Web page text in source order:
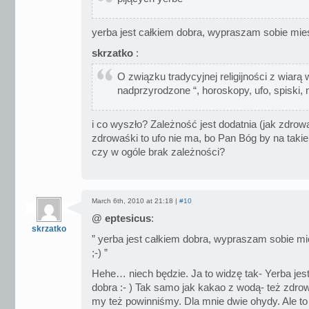
yerba jest całkiem dobra, wypraszam sobie
skrzatko :
O związku tradycyjnej religijności z wiarą
nadprzyrodzone “, horoskopy, ufo, spiski,
i co wyszło? Zależność jest dodatnia (jak
zdrowaśki to ufo nie ma, bo Pan Bóg by na
czy w ogóle brak zależności?
skrzatko
March 6th, 2010 at 21:18 | #10
@ eptesicus:
” yerba jest całkiem dobra, wypraszam sobie
;-) ”
Hehe… niech będzie. Ja to widzę tak- Yerba
dobra :- ) Tak samo jak kakao z wodą- też
my też powinniśmy. Dla mnie dwie ohydy. Ale